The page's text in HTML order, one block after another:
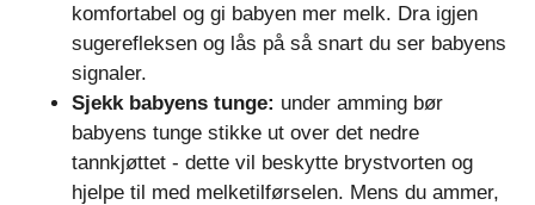
komfortabel og gi babyen mer melk. Dra igjen
sugerefleksen og lås på så snart du ser babyens
signaler.
Sjekk babyens tunge: under amming bør
babyens tunge stikke ut over det nedre
tannkjøttet - dette vil beskytte brystvorten og
hjelpe til med melketilførselen. Mens du ammer,